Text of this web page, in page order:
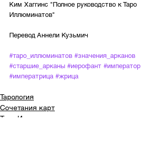
Ким Хаггинс "Полное руководство к Таро
Иллюминатов"
Перевод Аннели Кузьмич
#таро_иллюминатов #значения_арканов
#старшие_арканы #иерофант #император
#императрица #жрица
Тарология
Сочетания карт
Таро Иллюминатов